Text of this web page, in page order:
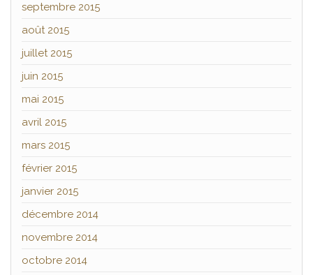
septembre 2015
août 2015
juillet 2015
juin 2015
mai 2015
avril 2015
mars 2015
février 2015
janvier 2015
décembre 2014
novembre 2014
octobre 2014